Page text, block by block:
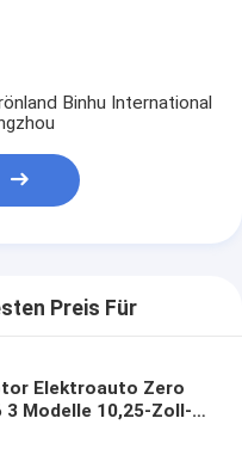
Binhu International
Preis Für
Elektroauto Zero
3 Modelle 10,25-Zoll-